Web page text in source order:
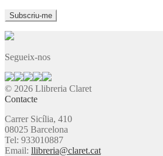
Segueix-nos
© 2026 Llibreria Claret
Contacte
Carrer Sicília, 410
08025 Barcelona
Tel: 933010887
Email: llibreria@claret.cat